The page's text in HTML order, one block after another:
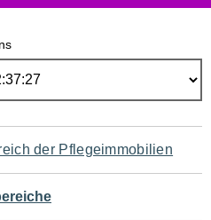
der Pflegeimmobilien